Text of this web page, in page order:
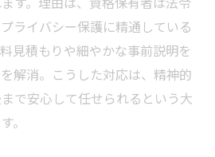
ライバシー保護に精通している
見積もりや細やかな事前説明を
解消。こうした対応は、精神的
で安心して任せられるという大
。